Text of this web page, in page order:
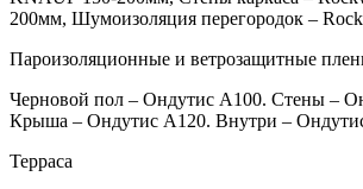
200мм, Шумоизоляция перегородок –
Пароизоляционные и ветрозащитные
Черновой пол – Ондутис А100. Стены –
Крыша – Ондутис А120. Внутри –
Терраса